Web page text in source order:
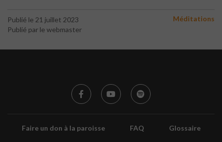
Publié le 21 juillet 2023
Publié par le webmaster
Méditations
Faire un don à la paroisse FAQ Glossaire